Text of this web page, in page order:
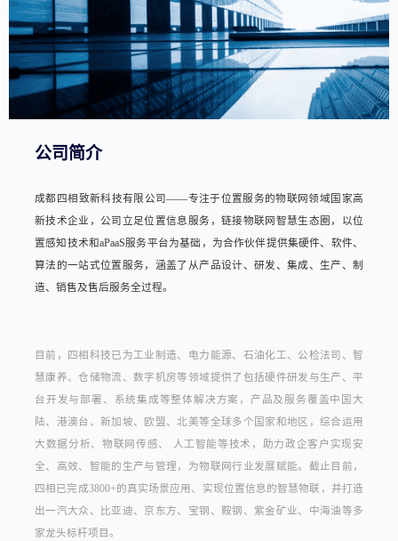
公司简介
成都四相致新科技有限公司——专注于位置服务的物联网领域国家高
新技术企业，公司立足位置信息服务，链接物联网智慧生态圈，以位
置感知技术和aPaaS服务平台为基础，为合作伙伴提供集硬件、软件、
算法的一站式位置服务，涵盖了从产品设计、研发、集成、生产、制
造、销售及售后服务全过程。
目前，四相科技已为工业制造、电力能源、石油化工、公检法司、智
慧康养、仓储物流、数字机房等领域提供了包括硬件研发与生产、平
台开发与部署、系统集成等整体解决方案，产品及服务覆盖中国大
陆、港澳台、新加坡、欧盟、北美等全球多个国家和地区，综合运用
大数据分析、物联网传感、 人工智能等技术，助力政企客户实现安
全、高效、智能的生产与管理，为物联网行业发展赋能。截止目前，
四相已完成3800+的真实场景应用、实现位置信息的智慧物联，并打造
出一汽大众、比亚迪、京东方、宝钢、鞍钢、紫金矿业、中海油等多
家龙头标杆项目。